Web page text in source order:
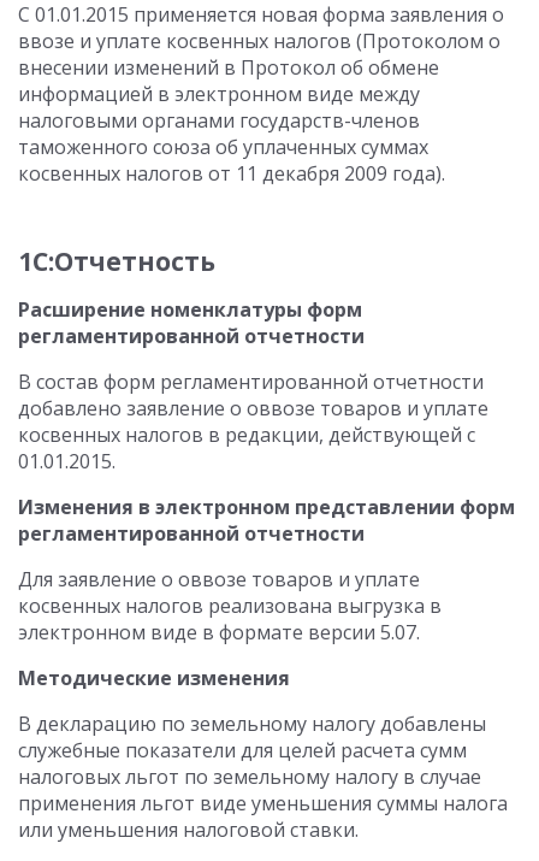
С 01.01.2015 применяется новая форма заявления о
ввозе и уплате косвенных налогов (Протоколом о
внесении изменений в Протокол об обмене
информацией в электронном виде между
налоговыми органами государств-членов
таможенного союза об уплаченных суммах
косвенных налогов от 11 декабря 2009 года).
1С:Отчетность
Расширение номенклатуры форм
регламентированной отчетности
В состав форм регламентированной отчетности
добавлено заявление о оввозе товаров и уплате
косвенных налогов в редакции, действующей с
01.01.2015.
Изменения в электронном представлении форм
регламентированной отчетности
Для заявление о оввозе товаров и уплате
косвенных налогов реализована выгрузка в
электронном виде в формате версии 5.07.
Методические изменения
В декларацию по земельному налогу добавлены
служебные показатели для целей расчета сумм
налоговых льгот по земельному налогу в случае
применения льгот виде уменьшения суммы налога
или уменьшения налоговой ставки.